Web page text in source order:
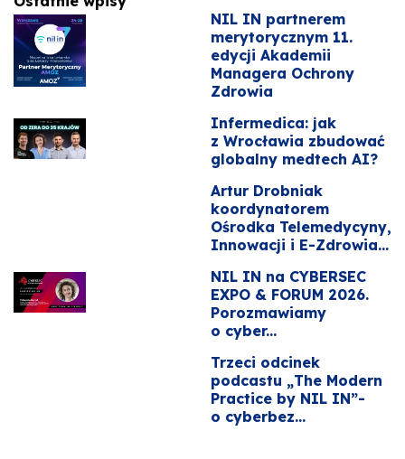
NIL IN partnerem
merytorycznym 11.
edycji Akademii
Managera Ochrony
Zdrowia
Infermedica: jak
z Wrocławia zbudować
globalny medtech AI?
Artur Drobniak
koordynatorem
Ośrodka Telemedycyny,
Innowacji i E-Zdrowia...
NIL IN na CYBERSEC
EXPO & FORUM 2026.
Porozmawiamy
o cyber...
Trzeci odcinek
podcastu „The Modern
Practice by NIL IN”-
o cyberbez...